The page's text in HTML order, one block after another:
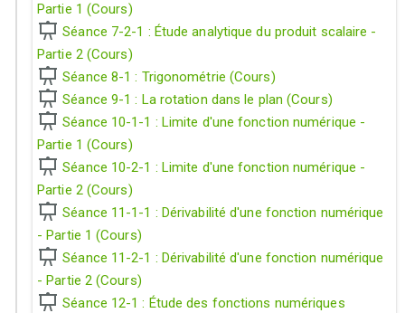
Partie 1 (Cours)
Séance 7-2-1 : Étude analytique du produit scalaire -
Partie 2 (Cours)
Séance 8-1 : Trigonométrie (Cours)
Séance 9-1 : La rotation dans le plan (Cours)
Séance 10-1-1 : Limite d'une fonction numérique -
Partie 1 (Cours)
Séance 10-2-1 : Limite d'une fonction numérique -
Partie 2 (Cours)
Séance 11-1-1 : Dérivabilité d'une fonction numérique
- Partie 1 (Cours)
Séance 11-2-1 : Dérivabilité d'une fonction numérique
- Partie 2 (Cours)
Séance 12-1 : Étude des fonctions numériques